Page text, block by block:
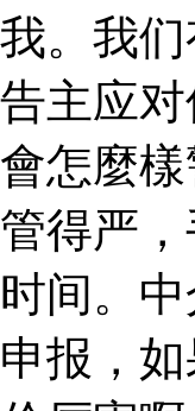
我。我
告主应
會怎麼
管得严
时间。
申报，